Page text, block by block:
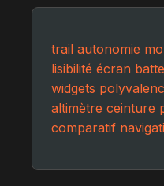
trail autonomie
lisibilité écran
widgets
altimètre ceinture
comparatif